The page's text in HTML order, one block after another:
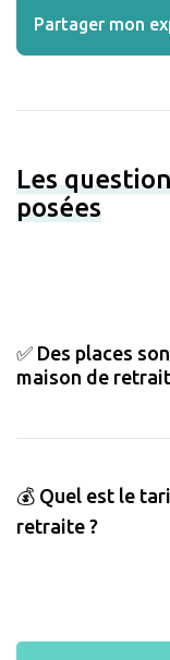
Partager mon
Les
posées
✅ Des places
maison de
💰 Quel est le
retraite ?